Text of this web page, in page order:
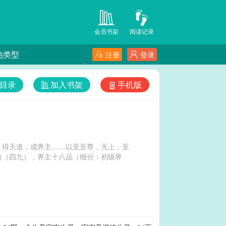
阅读记录
会员书架
类型 登录
注册
手机版
加入书架
录
得天道，成界主……以至至尊，无上，至
四九），界主十八品（细分：初级界